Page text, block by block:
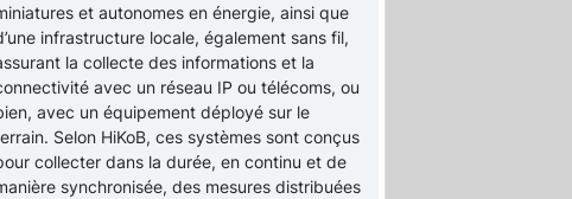
et autonomes en énergie, ainsi que
infrastructure locale, également sans fil,
la collecte des informations et la
avec un réseau IP ou télécoms, ou
avec un équipement déployé sur le
Selon HiKoB, ces systèmes sont conçus
collecter dans la durée, en continu et de
synchronisée, des mesures distribuées